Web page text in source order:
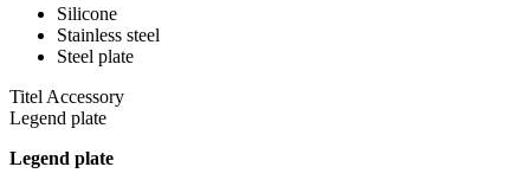
Silicone
Stainless steel
Steel plate
Titel Accessory
Legend plate
Legend plate